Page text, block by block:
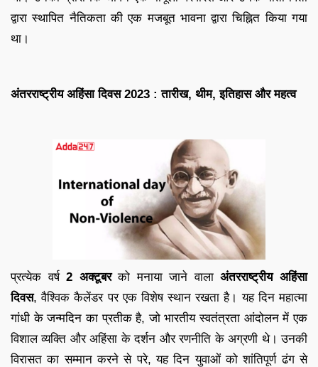
द्वारा स्थापित नैतिकता की एक मजबूत भावना द्वारा चिह्नित किया गया
था।
अंतरराष्ट्रीय अहिंसा दिवस 2023 : तारीख, थीम, इतिहास और महत्व
प्रत्येक वर्ष2 अक्टूबरको मनाया जाने वालाअंतरराष्ट्रीय अहिंसा
दिवस, वैश्विक कैलेंडर पर एक विशेष स्थान रखता है। यह दिन महात्मा
गांधी के जन्मदिन का प्रतीक है, जो भारतीय स्वतंत्रता आंदोलन में एक
विशाल व्यक्ति और अहिंसा के दर्शन और रणनीति के अग्रणी थे। उनकी
विरासत का सम्मान करने से परे, यह दिन युवाओं को शांतिपूर्ण ढंग से